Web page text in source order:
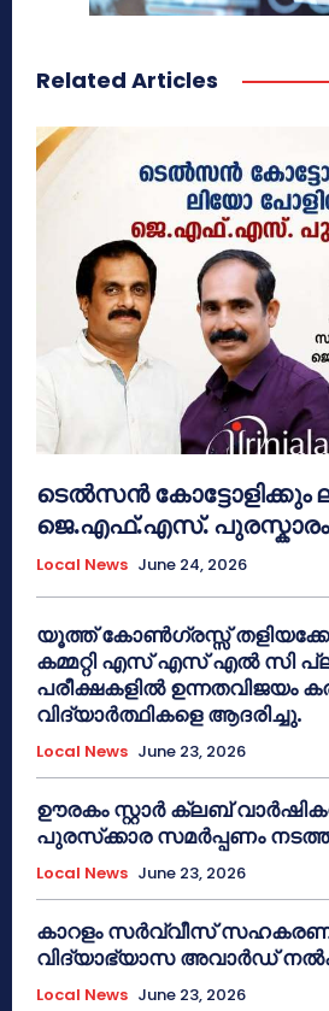
Related Articles
ടെൽസൻ കോട്ടോളിക്കും
ജെ.എഫ്.എസ്. പുരസ്കാരം
Local News June 24, 2026
യൂത്ത് കോൺഗ്രസ്സ്
കമ്മറ്റി എസ് എസ് എൽ സി
പരീക്ഷകളിൽ ഉന്നതവിജയം
വിദ്യാർത്ഥികളെ ആദരിച്ചു.
Local News June 23, 2026
ഊരകം സ്റ്റാർ ക്ലബ്
പുരസ്‌ക്കാര സമർപ്പണം
Local News June 23, 2026
കാറളം സർവ്വീസ് സഹകരണ
വിദ്യാഭ്യാസ അവാർഡ്
Local News June 23, 2026